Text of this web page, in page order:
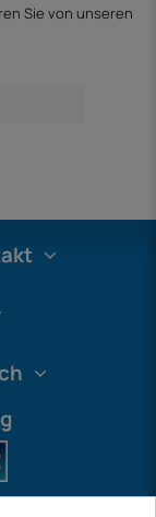
Sie von unseren